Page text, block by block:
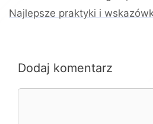
Najlepsze praktyki i
Dodaj komentarz